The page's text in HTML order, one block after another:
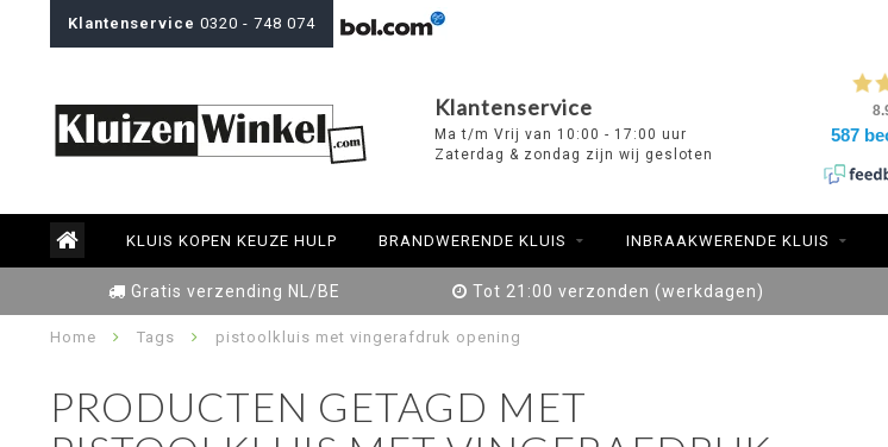
Klantenservice 0320 - 748 074
Klantenservice
Ma t/m Vrij van 10:00 - 17:00 uur
Zaterdag & zondag zijn wij gesloten
KLUIS KOPEN KEUZE HULP BRANDWERENDE KLUIS INBRAAKWERENDE KLUIS
Gratis verzending NL/BE Tot 21:00 verzonden (werkdagen)
Home Tags pistoolkluis met vingerafdruk opening
PRODUCTEN GETAGD MET